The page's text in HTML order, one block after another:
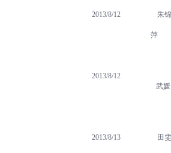
2013/8/12 朱锦
萍
2013/8/12
武媛
2013/8/13 田雯